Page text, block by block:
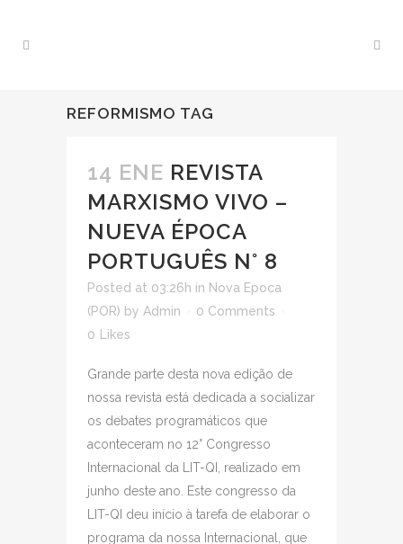
REFORMISMO TAG
14 ENE REVISTA
MARXISMO VIVO –
NUEVA ÉPOCA
PORTUGUÊS N° 8
Posted at 03:26h in Nova Epoca
(POR) by Admin
0 Comments
0
Likes
Grande parte desta nova edição de
nossa revista está dedicada a socializar
os debates programáticos que
aconteceram no 12° Congresso
Internacional da LIT-QI, realizado em
junho deste ano. Este congresso da
LIT-QI deu início à tarefa de elaborar o
programa da nossa Internacional, que